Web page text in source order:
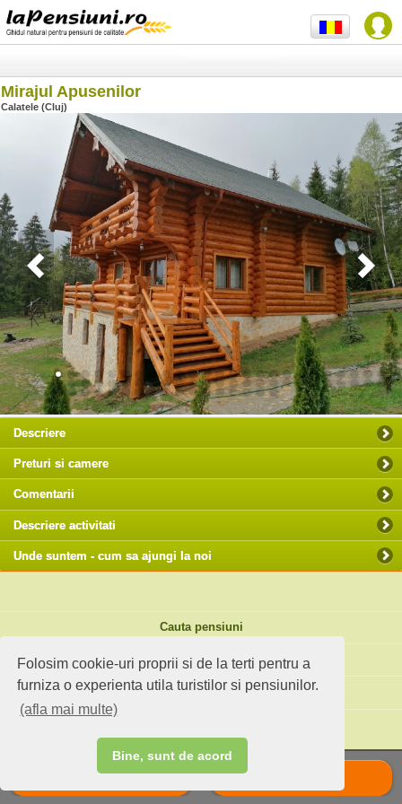
Folosim cookie-uri proprii si de la terti pentru a
furniza o experienta utila turistilor si pensiunilor.
(afla mai multe)
Bine, sunt de acord
Mirajul Apusenilor
Calatele (Cluj)
Suna
Descriere
Preturi si camere
Comentarii
Descriere activitati
Unde suntem - cum sa ajungi la noi
Cauta pensiuni
Idei de calatorie
Site standard